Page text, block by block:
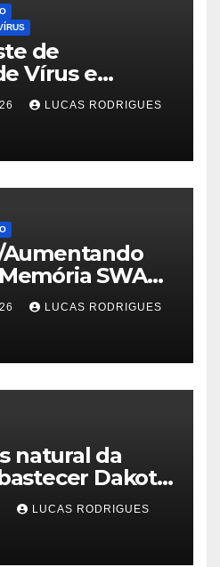
de
Vírus e
LUCAS RODRIGUES
SWAP
LUCAS RODRIGUES
natural da
Dakota
LUCAS RODRIGUES